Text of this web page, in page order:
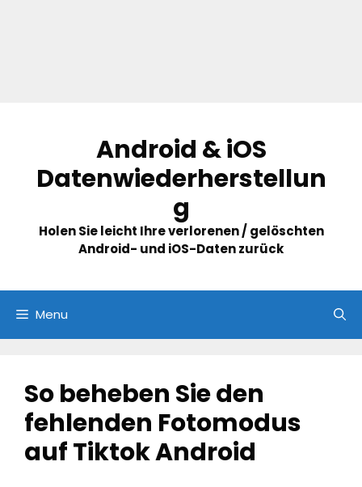
content
Android & iOS
Datenwiederherstellun
g
Holen Sie leicht Ihre verlorenen / gelöschten
Android- und iOS-Daten zurück
Menu
So beheben Sie den
fehlenden Fotomodus
auf Tiktok Android